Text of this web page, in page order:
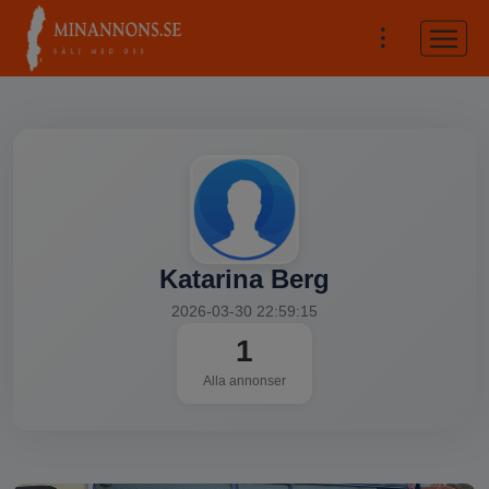
Katarina Berg
2026-03-30 22:59:15
1
Alla annonser